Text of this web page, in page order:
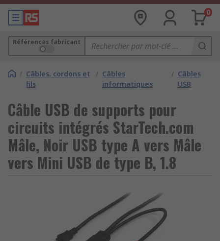
0
Références fabricant
/ Câbles, cordons et
fils
/ Câbles
informatiques
/ Câbles
USB
Câble USB de supports pour
circuits intégrés StarTech.com
Mâle, Noir USB type A vers Mâle
vers Mini USB de type B, 1.8